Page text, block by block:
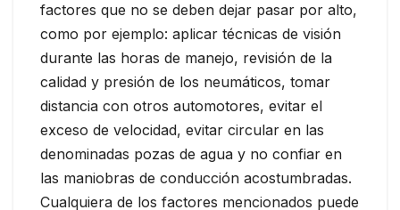
factores que no se deben dejar pasar por alto,
como por ejemplo: aplicar técnicas de visión
durante las horas de manejo, revisión de la
calidad y presión de los neumáticos, tomar
distancia con otros automotores, evitar el
exceso de velocidad, evitar circular en las
denominadas pozas de agua y no confiar en
las maniobras de conducción acostumbradas.
Cualquiera de los factores mencionados puede